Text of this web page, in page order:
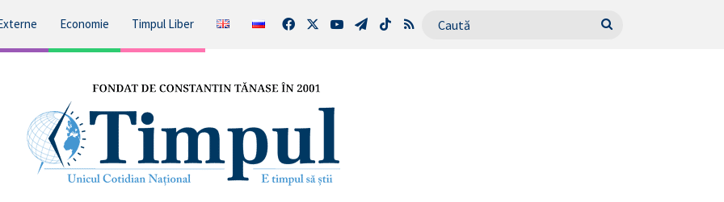
Economie Timpul Liber FacebookYouTubeTelegram
TikTokRSS Caută